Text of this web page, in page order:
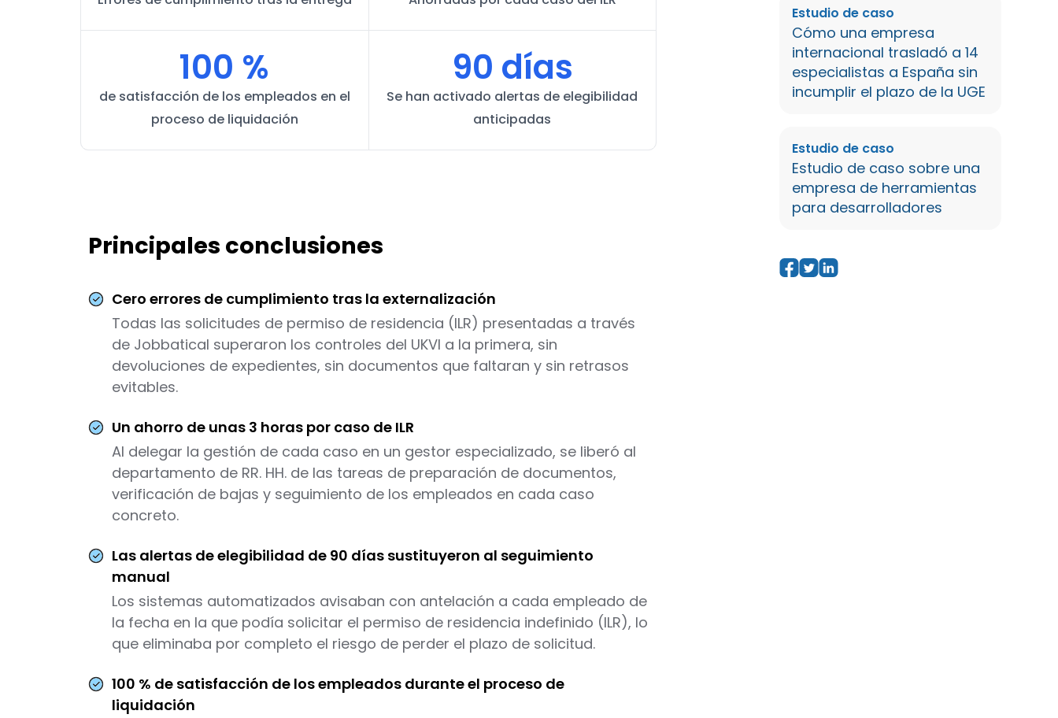
100 %
de satisfacción de los empleados en el
proceso de liquidación
90 días
Se han activado alertas de elegibilidad
anticipadas
Principales conclusiones
Cero errores de cumplimiento tras la externalización
Todas las solicitudes de permiso de residencia (ILR) presentadas a través
de Jobbatical superaron los controles del UKVI a la primera, sin
devoluciones de expedientes, sin documentos que faltaran y sin retrasos
evitables.
Un ahorro de unas 3 horas por caso de ILR
Al delegar la gestión de cada caso en un gestor especializado, se liberó al
departamento de RR. HH. de las tareas de preparación de documentos,
verificación de bajas y seguimiento de los empleados en cada caso
concreto.
Las alertas de elegibilidad de 90 días sustituyeron al seguimiento
manual
Los sistemas automatizados avisaban con antelación a cada empleado de
la fecha en la que podía solicitar el permiso de residencia indefinido (ILR), lo
que eliminaba por completo el riesgo de perder el plazo de solicitud.
100 % de satisfacción de los empleados durante el proceso de
liquidación
Estudio de caso
Cómo una empresa
internacional trasladó a 14
especialistas a España sin
incumplir el plazo de la UGE
Estudio de caso
Estudio de caso sobre una
empresa de herramientas
para desarrolladores